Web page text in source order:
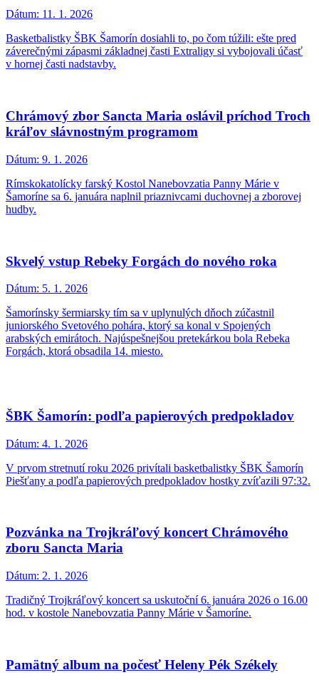
Dátum: 11. 1. 2026
Basketbalistky ŠBK Šamorín dosiahli to, po čom túžili: ešte pred
záverečnými zápasmi základnej časti Extraligy si vybojovali účasť
v hornej časti nadstavby.
Chrámový zbor Sancta Maria oslávil príchod Troch
kráľov slávnostným programom
Dátum: 9. 1. 2026
Rímskokatolícky farský Kostol Nanebovzatia Panny Márie v
Šamoríne sa 6. januára naplnil priaznivcami duchovnej a zborovej
hudby.
Skvelý vstup Rebeky Forgách do nového roka
Dátum: 5. 1. 2026
Šamorínsky šermiarsky tím sa v uplynulých dňoch zúčastnil
juniorského Svetového pohára, ktorý sa konal v Spojených
arabských emirátoch. Najúspešnejšou pretekárkou bola Rebeka
Forgách, ktorá obsadila 14. miesto.
ŠBK Šamorín: podľa papierových predpokladov
Dátum: 4. 1. 2026
V prvom stretnutí roku 2026 privítali basketbalistky ŠBK Šamorín
Piešťany a podľa papierových predpokladov hostky zvíťazili 97:32.
Pozvánka na Trojkráľový koncert Chrámového
zboru Sancta Maria
Dátum: 2. 1. 2026
Tradičný Trojkráľový koncert sa uskutoční 6. januára 2026 o 16.00
hod. v kostole Nanebovzatia Panny Márie v Šamoríne.
Pamätný album na počesť Heleny Pék Székely